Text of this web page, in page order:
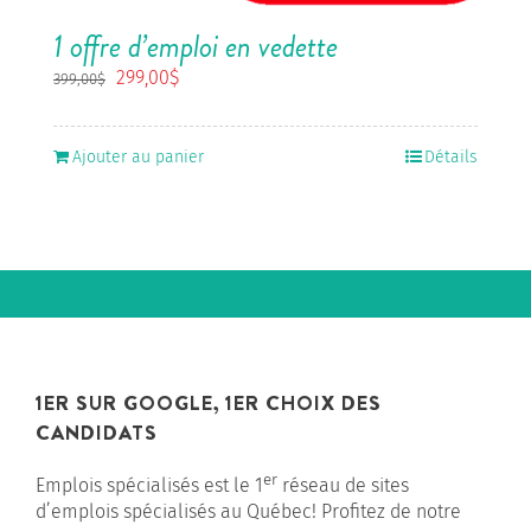
1 offre d’emploi en vedette
399,00$ Le
initial
était :
299,00$Le
actuel
est :
Ajouter au panier Détails
1ER SUR GOOGLE, 1ER CHOIX DES
CANDIDATS
Emplois spécialisés est le 1 er réseau de sites
d’emplois spécialisés au Québec! Profitez de notre